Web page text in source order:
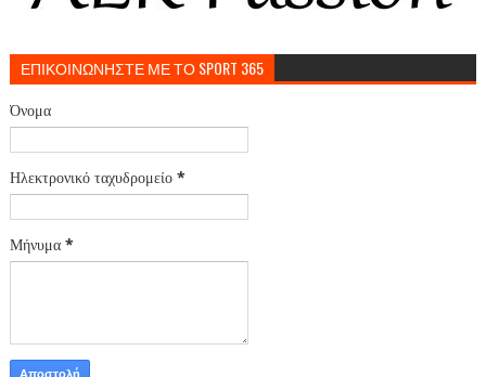
ΕΠΙΚΟΙΝΩΝΗΣΤΕ ΜΕ ΤΟ SPORT 365
Όνομα
Ηλεκτρονικό ταχυδρομείο *
Μήνυμα *